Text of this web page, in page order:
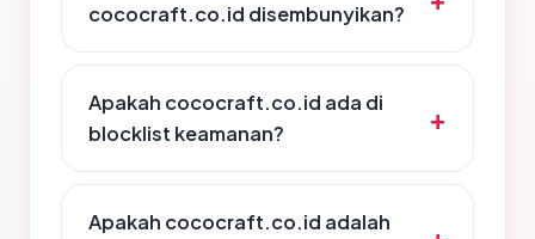
cococraft.co.id disembunyikan?
Apakah cococraft.co.id ada di
blocklist keamanan?
Apakah cococraft.co.id adalah